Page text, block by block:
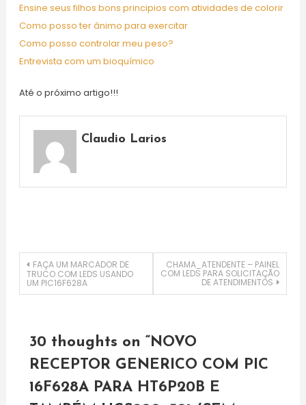
Ensine seus filhos bons principios com atividades de colorir
Como posso ter ânimo para exercitar
Como posso controlar meu peso?
Entrevista com um bioquímico
Até o próximo artigo!!!
Claudio Larios
Navegação
de
FAÇA UM MARCADOR DE
TRUCO COM LEDS USANDO
UM PIC16F628A
CHAMA_ATENDENTE – PAINEL
COM LEDS PARA SOLICITAÇÃO
DE ATENDIMENTOS
30 thoughts on “NOVO
RECEPTOR GENERICO COM PIC
16F628A PARA HT6P20B E